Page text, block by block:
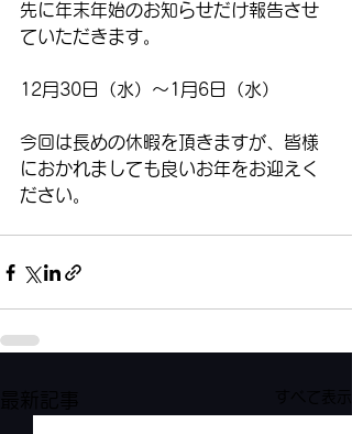
先に年末年始のお知らせだけ報告させ
ていただきます。
12月30日（水）〜1月6日（水）
今回は長めの休暇を頂きますが、皆様
におかれましても良いお年をお迎えく
ださい。